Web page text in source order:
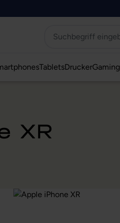
TabletsDruckerGaming
XR